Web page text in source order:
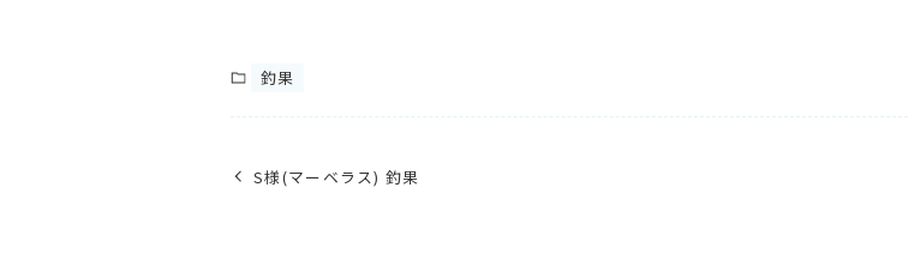
釣果
S様(マーベラス) 釣果